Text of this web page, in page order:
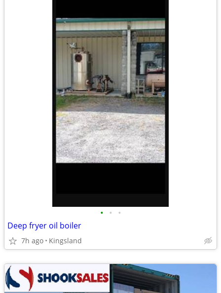
• • •
Deep fryer oil boiler
7h ago Kingsland